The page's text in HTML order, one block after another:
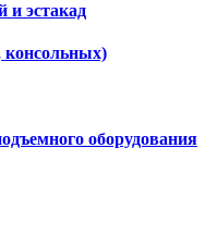
и эстакад
консольных)
оборудования